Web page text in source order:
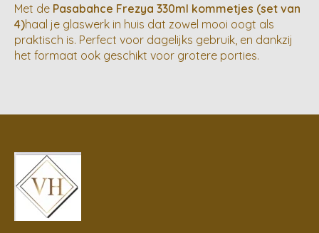
Met de Pasabahce Frezya 330ml kommetjes (set van
4)haal je glaswerk in huis dat zowel mooi oogt als
praktisch is. Perfect voor dagelijks gebruik, en dankzij
het formaat ook geschikt voor grotere porties.